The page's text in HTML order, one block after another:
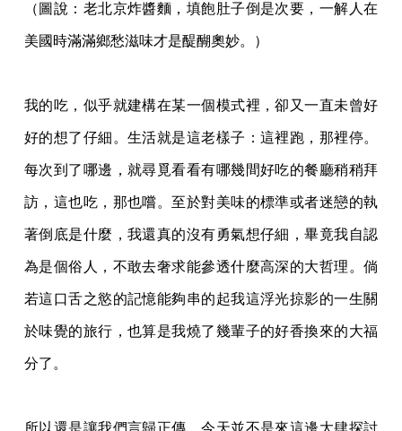
（圖說：老北京炸醬麵，填飽肚子倒是次要，一解人在
美國時滿滿鄉愁滋味才是醍醐奧妙。）
我的吃，似乎就建構在某一個模式裡，卻又一直未曾好
好的想了仔細。生活就是這老樣子： 這裡跑，那裡停。
每次到了哪邊，就尋覓看看有哪幾間好吃的餐廳稍稍拜
訪，這也吃，那也嚐。至於對美味的標準或者迷戀的執
著倒底是什麼，我還真的沒有勇氣想仔細，畢竟我自認
為是個俗人，不敢去奢求能參透什麼高深的大哲理。倘
若這口舌之慾的記憶能夠串的起我這浮光掠影的一生關
於味覺的旅行，也算是我燒了幾輩子的好香換來的大福
分了。